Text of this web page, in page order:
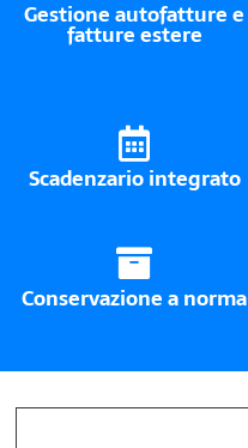
Gestione autofatture e
fatture estere
Scadenzario integrato
Conservazione a norma